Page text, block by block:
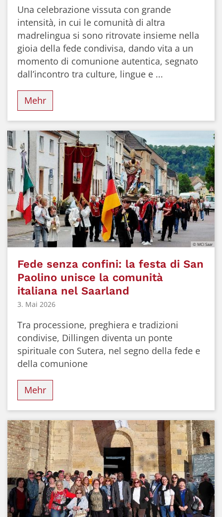
Una celebrazione vissuta con grande
intensità, in cui le comunità di altra
madrelingua si sono ritrovate insieme nella
gioia della fede condivisa, dando vita a un
momento di comunione autentica, segnato
dall’incontro tra culture, lingue e ...
Mehr
© MCI Saar
Fede senza confini: la festa di San
Paolino unisce la comunità
italiana nel Saarland
3. Mai 2026
Tra processione, preghiera e tradizioni
condivise, Dillingen diventa un ponte
spirituale con Sutera, nel segno della fede e
della comunione
Mehr